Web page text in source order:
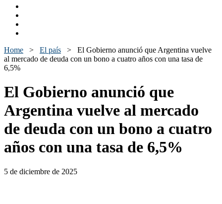
Home > El país > El Gobierno anunció que Argentina vuelve
al mercado de deuda con un bono a cuatro años con una tasa de
6,5%
El Gobierno anunció que
Argentina vuelve al mercado
de deuda con un bono a cuatro
años con una tasa de 6,5%
5 de diciembre de 2025